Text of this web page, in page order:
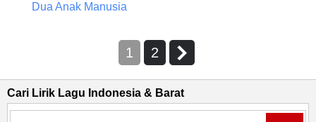
Dua Anak Manusia
1 2
Cari Lirik Lagu Indonesia & Barat